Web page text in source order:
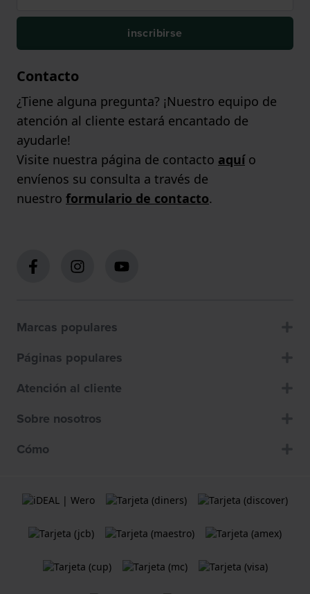
inscribirse
Contacto
¿Tiene alguna pregunta? ¡Nuestro equipo de
atención al cliente estará encantado de
ayudarle!
Visite nuestra página de contacto aquío
envíenos su consulta a través de
nuestro formulario de contacto.
Marcas populares
Páginas populares
Atención al cliente
Sobre nosotros
Cómo